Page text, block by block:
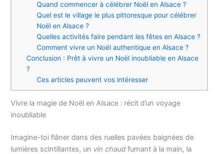
Quand commencer à célébrer Noël en Alsace ?
Quel est le village le plus pittoresque pour célébrer
Noël en Alsace ?
Quelles activités faire pendant les fêtes en Alsace ?
Comment vivre un Noël authentique en Alsace ?
Conclusion : Prêt à vivre un Noël inoubliable en Alsace
?
Ces articles peuvent vos intéresser
Vivre la magie de Noël en Alsace : récit d’un voyage
inoubliable
Imagine-toi flâner dans des ruelles pavées baignées de
lumières scintillantes, un vin chaud fumant à la main, la